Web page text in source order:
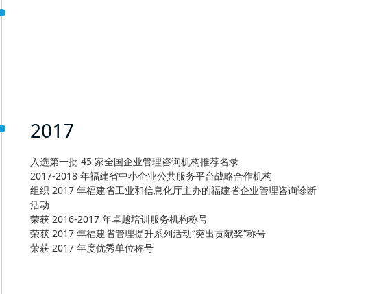
2017
入选第一批 45 家全国企业管理咨询机构推荐名录
2017-2018 年福建省中小企业公共服务平台战略合作机构
组织 2017 年福建省工业和信息化厅主办的福建省企业管理咨询诊断
活动
荣获 2016-2017 年卓越培训服务机构称号
荣获 2017 年福建省管理提升系列活动“突出贡献奖”称号
荣获 2017 年度优秀单位称号